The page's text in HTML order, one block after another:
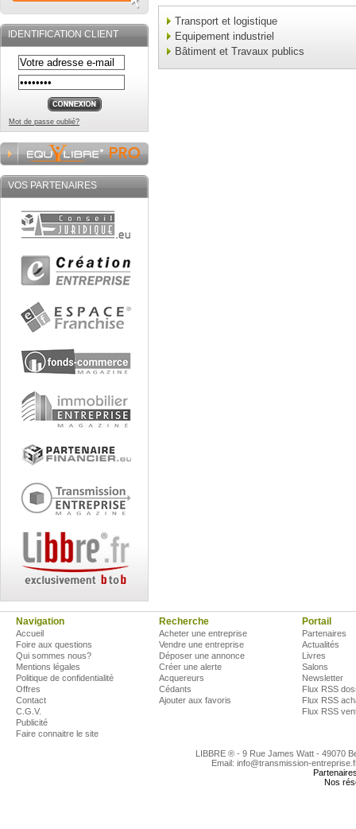
IDENTIFICATION CLIENT
Mot de passe oublié?
VOS PARTENAIRES
Transport et logistique
Equipement industriel
Bâtiment et Travaux publics
Navigation
Accueil
Foire aux questions
Qui sommes nous?
Mentions légales
Politique de confidentialité
Offres
Contact
C.G.V.
Publicité
Faire connaitre le site
Recherche
Acheter une entreprise
Vendre une entreprise
Déposer une annonce
Créer une alerte
Acquereurs
Cédants
Ajouter aux favoris
Portail
Partenaires
Actualités
Livres
Salons
Newsletter
Flux RSS
Flux RSS
Flux RSS
LIBBRE ® - 9 Rue James Watt - 49070
Email: info@transmission-
Nos